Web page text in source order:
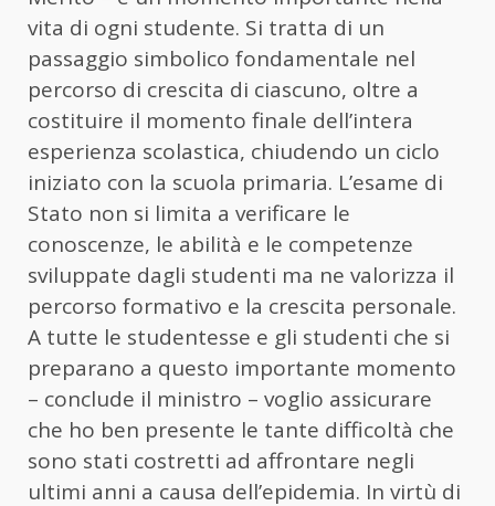
vita di ogni studente. Si tratta di un
passaggio simbolico fondamentale nel
percorso di crescita di ciascuno, oltre a
costituire il momento finale dell’intera
esperienza scolastica, chiudendo un ciclo
iniziato con la scuola primaria. L’esame di
Stato non si limita a verificare le
conoscenze, le abilità e le competenze
sviluppate dagli studenti ma ne valorizza il
percorso formativo e la crescita personale.
A tutte le studentesse e gli studenti che si
preparano a questo importante momento
– conclude il ministro – voglio assicurare
che ho ben presente le tante difficoltà che
sono stati costretti ad affrontare negli
ultimi anni a causa dell’epidemia. In virtù di